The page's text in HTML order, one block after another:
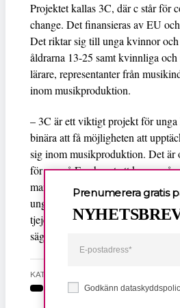
Projektet kallas 3C, där c står för
change. Det finansieras av EU
Det riktar sig till unga kvinnor
åldrarna 13-25 samt kvinnliga
lärare, representanter från
inom musikproduktion.
– 3C är ett viktigt projekt för
binära att få möjligheten att
sig inom musikproduktion. Det är
för oss på Fryshuset att kunna
mansdominerad industri som har
ungdomar vi möter. Vi ser fram
tjejer och icke-binära ta plats som
säger
KATEGORI
Godkänn
Prenumerera gratis